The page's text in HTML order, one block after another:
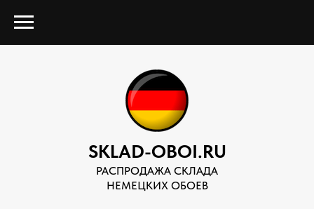
SKLAD-OBOI.RU
РАСПРОДАЖА СКЛАДА
НЕМЕЦКИХ ОБОЕВ